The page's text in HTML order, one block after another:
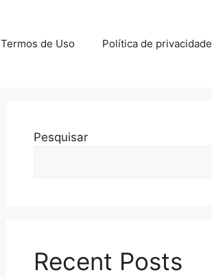
Termos de Uso Política de privacidade
Pesquisar
Recent Posts